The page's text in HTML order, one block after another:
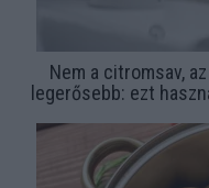
Nem a citromsav,
legerősebb: ezt